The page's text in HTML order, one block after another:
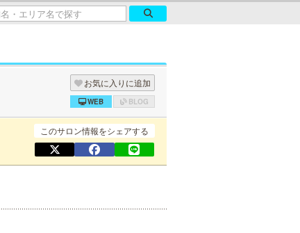
お気に入りに追加
WEB BLOG
このサロン情報をシェアする